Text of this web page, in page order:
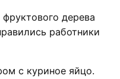
дерева
работники
с куриное яйцо.